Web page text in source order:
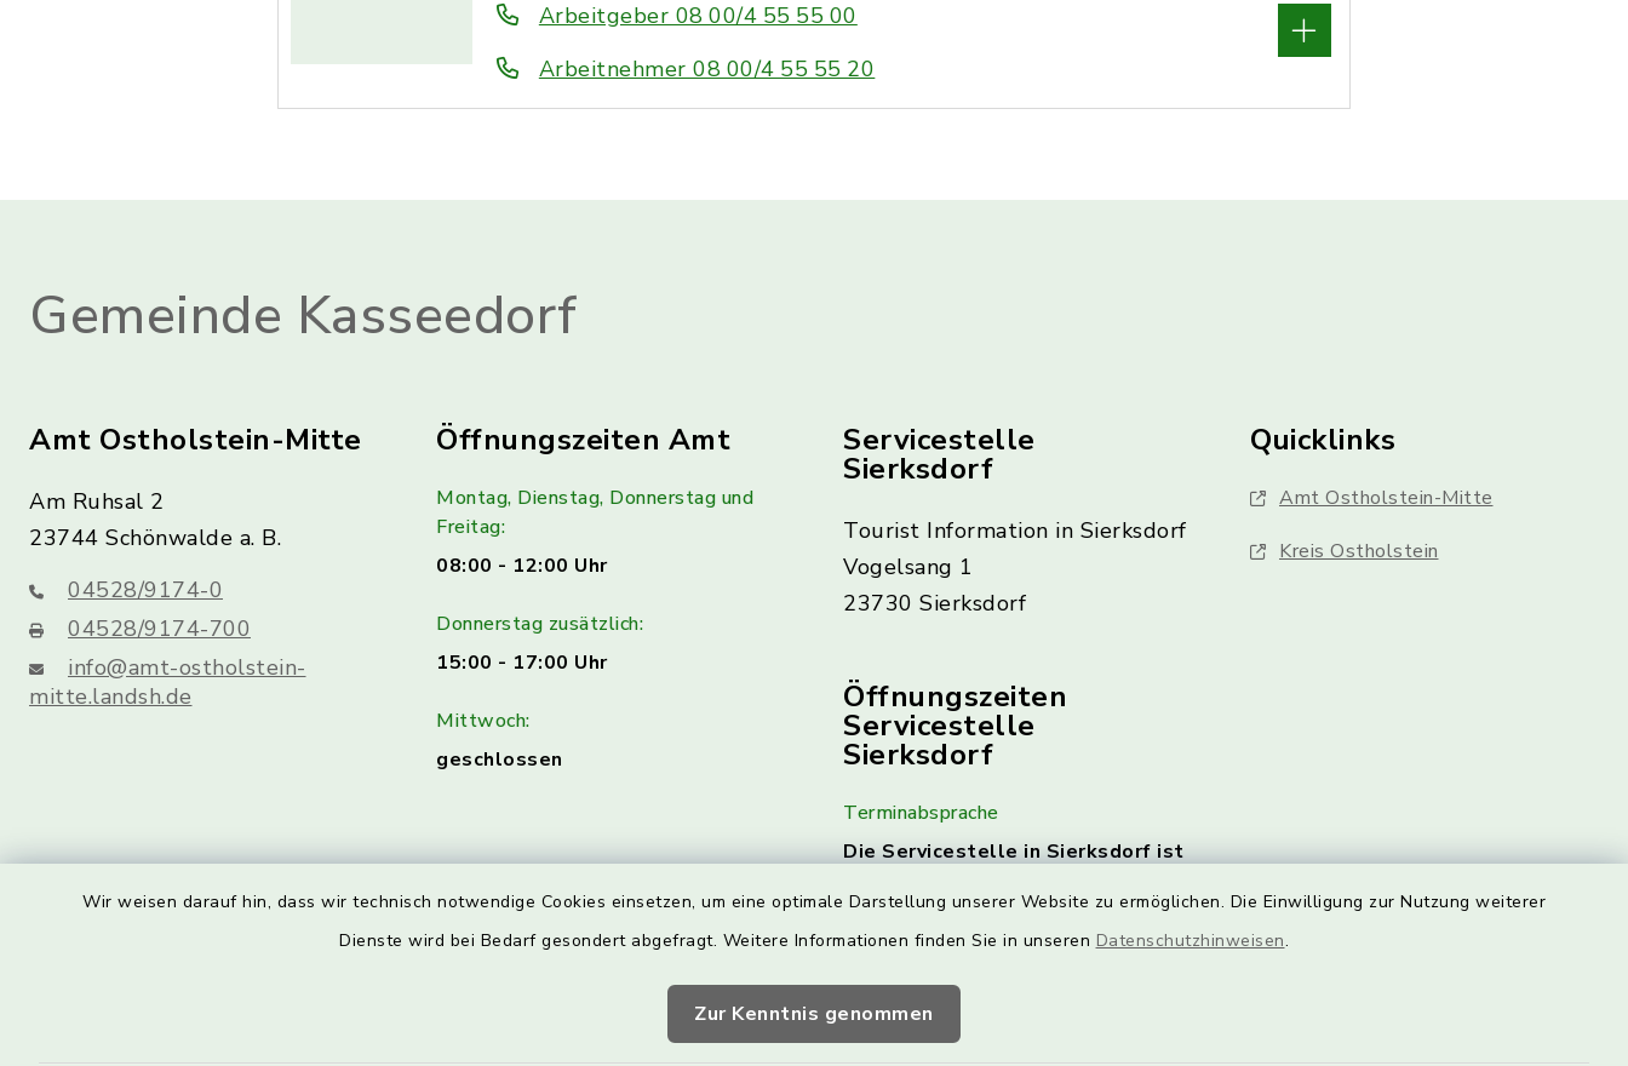
Wir weisen darauf hin, dass wir technisch notwendige Cookies einsetzen, um eine optimale Darstellung unserer Website zu ermöglichen. Die Einwilligung zur Nutzung weiterer
Dienste wird bei Bedarf gesondert abgefragt. Weitere Informationen finden Sie in unseren Datenschutzhinweisen.
Zur Kenntnis genommen
Arbeitgeber 08 00/4 55 55 00
Arbeitnehmer 08 00/4 55 55 20
Gemeinde Kasseedorf
Amt Ostholstein-Mitte
Am Ruhsal 2
23744 Schönwalde a. B.
04528/9174-0
04528/9174-700
info@amt-ostholstein-
mitte.landsh.de
Öffnungszeiten Amt
Montag, Dienstag, Donnerstag und
Freitag:
08:00 - 12:00 Uhr
Donnerstag zusätzlich:
15:00 - 17:00 Uhr
Mittwoch:
geschlossen
Servicestelle
Sierksdorf
Tourist Information in Sierksdorf
Vogelsang 1
23730 Sierksdorf
Öffnungszeiten
Servicestelle
Sierksdorf
Terminabsprache
Die Servicestelle in Sierksdorf ist
geöffnet. Hierzu ist eine
Terminabsprache erforderlich.
Die Kontaktdaten finden Sie
Nächste Termine:
Quicklinks
Amt Ostholstein-Mitte
Kreis Ostholstein